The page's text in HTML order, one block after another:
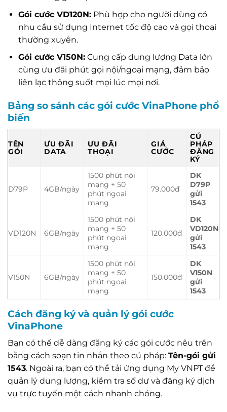
Gói cước VD120N:Phù hợp cho người dùng có
nhu cầu sử dụng Internet tốc độ cao và gọi thoại
thường xuyên.
Gói cước V150N:Cung cấp dung lượng Data lớn
cùng ưu đãi phút gọi nội/ngoại mạng, đảm bảo
liên lạc thông suốt mọi lúc mọi nơi.
Bảng so sánh các gói cước VinaPhone phổ
biến
TÊN
GÓI
ƯU ĐÃI
DATA
ƯU ĐÃI
THOẠI
GIÁ
CƯỚC
CÚ
PHÁP
ĐĂNG
KÝ
D79P 4GB/ngày
1500 phút nội
mạng + 50
phút ngoại
mạng
79.000đ
DK
D79P
gửi
1543
VD120N 6GB/ngày
1500 phút nội
mạng + 50
phút ngoại
mạng
120.000đ
DK
VD120N
gửi
1543
V150N 6GB/ngày
1500 phút nội
mạng + 50
phút ngoại
mạng
150.000đ
DK
V150N
gửi
1543
Cách đăng ký và quản lý gói cước
VinaPhone
Bạn có thể dễ dàng đăng ký các gói cước nêu trên
bằng cách soạn tin nhắn theo cú pháp: Tên-gói gửi
1543. Ngoài ra, bạn có thể tải ứng dụng My VNPT để
quản lý dung lượng, kiểm tra số dư và đăng ký dịch
vụ trực tuyến một cách nhanh chóng.